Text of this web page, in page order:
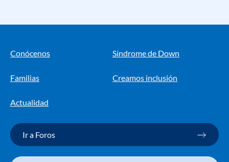
Conócenos Síndrome de Down
Familias Creamos inclusión
Actualidad
Ir a Foros